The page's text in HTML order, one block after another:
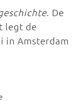
. De
legt de
in Amsterdam